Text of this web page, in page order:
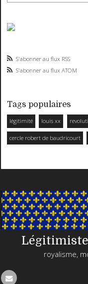
S'abonner au flux RSS
S'abonner au flux ATOM
Tags populaires
légitimité louis xx
cercle robert de baudricourt
royalisme,